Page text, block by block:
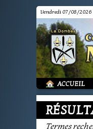
Vendredi 07/08/2026
ACCUEIL
Termes